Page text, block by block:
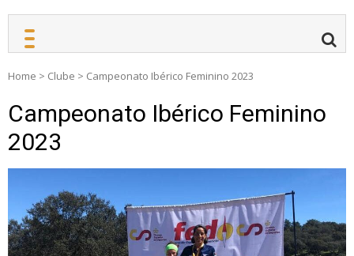
Home > Clube > Campeonato Ibérico Feminino 2023
Campeonato Ibérico Feminino
2023